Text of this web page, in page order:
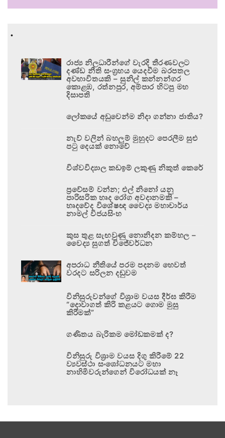
.
රාජ්‍ය නිලධාරීන්ගේ වැරදි තීරණවලට
දණ්ඩ නීති සංග්‍රහය යෙදවීම බරපතල
අවභාවිතයකි – සුනිල් කන්නන්ගර
කොළඹ, රත්නපුර, අම්පාර හිටපු මහ
දිසාපති
ලෝකයේ අඩුවෙන්ම නිදා ගන්නා ජාතිය?
නැව් වලින් බහලුම් මුහුදට පෙරලීම සුළු
පටු දෙයක් නොවේ
විශ්වවිද්‍යාල කඩඉම් ලකුණු නිකුත් කෙරේ
ප්‍රවේසම් වන්න; එල් නිනෝ යනු
පාරිසරික හෘද රෝග අවදානමකි –
හෘදවේද විශේෂඥ වෛද්‍ය මහාචාර්ය
නාමල් විජයසිංහ
කුස තුළ සැඟවුණු නොනිදන කම්හල –
වෛද්‍ය සුගත් විජේවර්ධන
අපරාධ නීතියේ පරම පදනම හෙවත්
වරදට සරිලන දඬුවම
විනිසුරුවන්ගේ විශ්‍රාම වයස දීර්ඝ කිරීම
“දොවාගත් කිරි කළයට ගොම මුසු
කිරීමක්”
ගණිතය බැරිකම මෝඩකමක් ද?
විනිසුරු විශ්‍රාම වයස දිගු කිරීමේ 22
ව්‍යවස්ථා සංශෝධනයට මහා
නාහිමිවරුන්ගෙන් විරෝධයක් නෑ